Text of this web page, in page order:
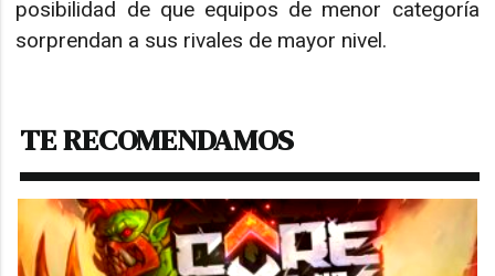
posibilidad de que equipos de menor categoría
sorprendan a sus rivales de mayor nivel.
TE RECOMENDAMOS